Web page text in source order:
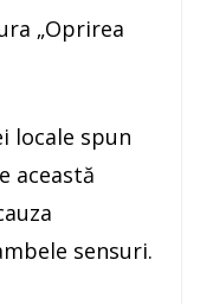
„Oprirea
locale spun
această
sensuri.